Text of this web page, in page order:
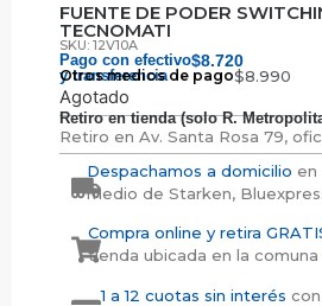
FUENTE DE PODER
TECNOMATI
SKU: 12V10A
Pago con efectivo
y transferencia
$8.720
Otros medios de pago$8.990
Agotado
Retiro en tienda (solo R.
Retiro en Av. Santa Rosa 79,
Despachamos a domicilio en
medio de Starken,
Compra online y retira
tienda ubicada en la
1 a 12 cuotas sin interés